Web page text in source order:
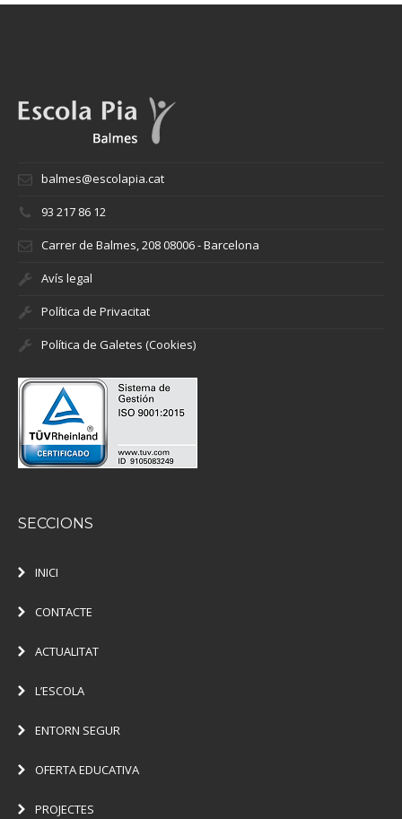
balmes@escolapia.cat
93 217 86 12
Carrer de Balmes, 208 08006 - Barcelona
Avís legal
Política de Privacitat
Política de Galetes (Cookies)
SECCIONS
INICI
CONTACTE
ACTUALITAT
L’ESCOLA
ENTORN SEGUR
OFERTA EDUCATIVA
PROJECTES